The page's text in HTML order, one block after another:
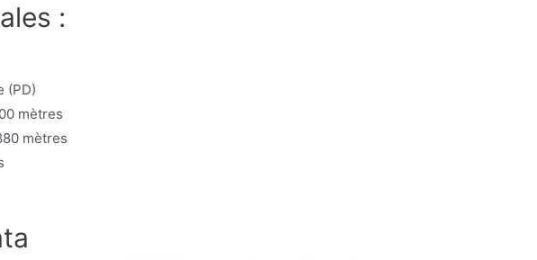
:
(PD)
mètres
mètres